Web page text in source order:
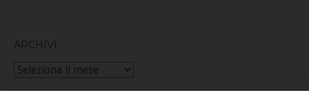
ARCHIVI
Archivi